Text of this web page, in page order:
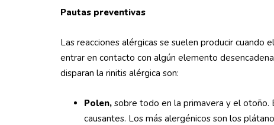
Pautas preventivas
Las reacciones alérgicas se suelen producir
entrar en contacto con algún elemento
disparan la rinitis alérgica son:
Polen, sobre todo en la primavera y el otoño.
causantes. Los más alergénicos son los